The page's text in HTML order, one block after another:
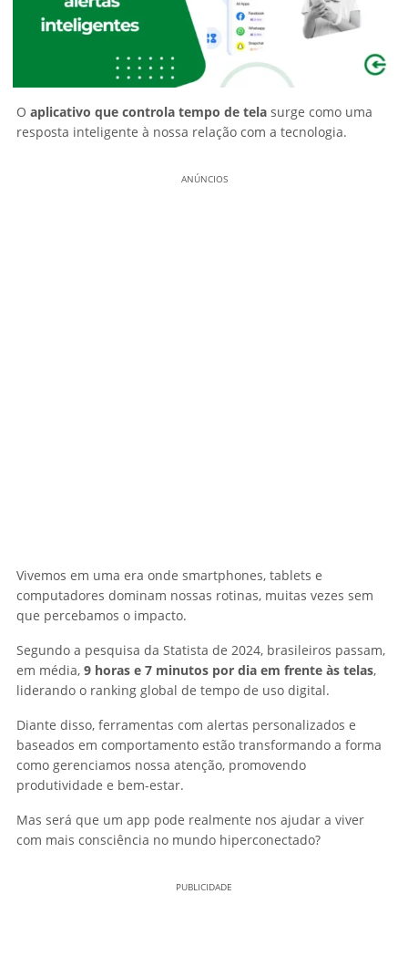
O aplicativo que controla tempo de tela surge como uma
resposta inteligente à nossa relação com a tecnologia.
ANÚNCIOS
Vivemos em uma era onde smartphones, tablets e
computadores dominam nossas rotinas, muitas vezes sem
que percebamos o impacto.
Segundo a pesquisa da Statista de 2024, brasileiros passam,
em média, 9 horas e 7 minutos por dia em frente às telas,
liderando o ranking global de tempo de uso digital.
Diante disso, ferramentas com alertas personalizados e
baseados em comportamento estão transformando a forma
como gerenciamos nossa atenção, promovendo
produtividade e bem-estar.
Mas será que um app pode realmente nos ajudar a viver
com mais consciência no mundo hiperconectado?
PUBLICIDADE